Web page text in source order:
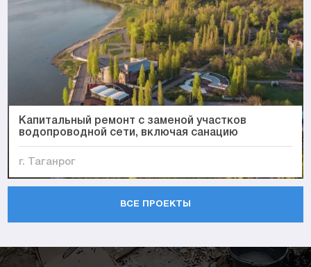
Капитальный ремонт с заменой участков
водопроводной сети, включая санацию
г. Таганрог
ВСЕ ПРОЕКТЫ